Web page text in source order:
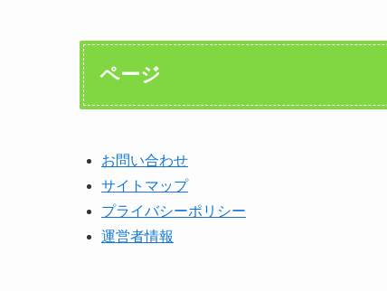
ページ
お問い合わせ
サイトマップ
プライバシーポリシー
運営者情報